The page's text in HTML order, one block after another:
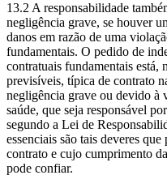
13.2 A responsabilidade
negligência grave, se houver
danos em razão de uma
fundamentais. O pedido de
contratuais fundamentais está,
previsíveis, típica de contrato
negligência grave ou devido à
saúde, que seja responsável
segundo a Lei de
essenciais são tais deveres
contrato e cujo cumprimento
pode confiar.